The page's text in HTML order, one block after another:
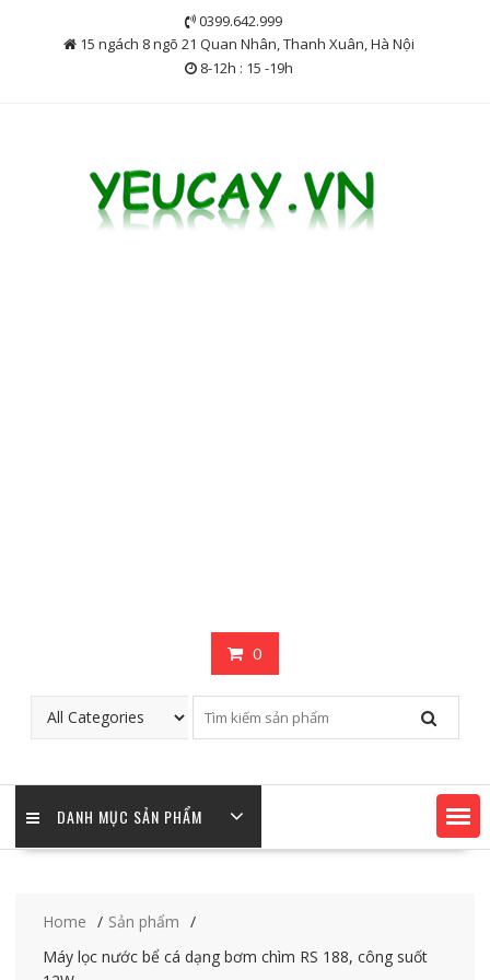
0399.642.999
15 ngách 8 ngõ 21 Quan Nhân, Thanh Xuân, Hà Nội
8-12h : 15 -19h
0
DANH MỤC SẢN PHẨM
Home
Sản phẩm
Máy lọc nước bể cá dạng bơm chìm RS 188, công suốt